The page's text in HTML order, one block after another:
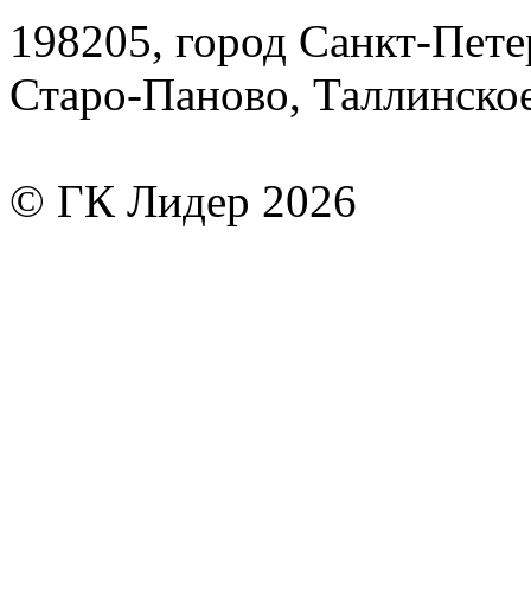
198205, город Санкт-
Старо-Паново,
© ГК Лидер 2026